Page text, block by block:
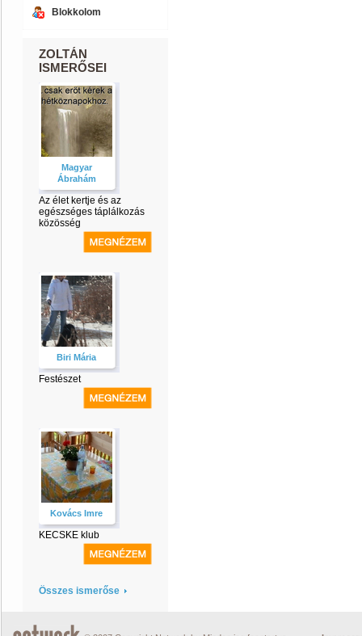
Blokkolom
ZOLTÁN
ISMERŐSEI
Magyar
Ábrahám
Az élet kertje és az
egészséges táplálkozás
közösség
Biri Mária
Festészet
Kovács Imre
KECSKE klub
Összes ismerőse